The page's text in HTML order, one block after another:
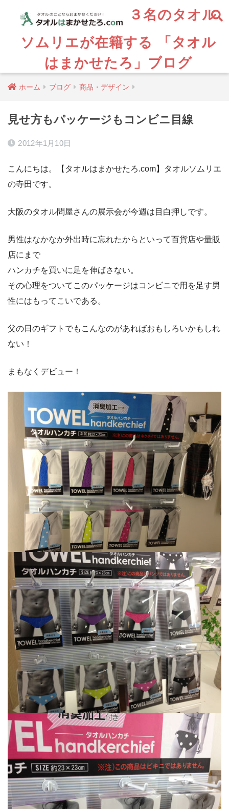
３名のタオル
ソムリエが在籍する 「タオル
はまかせたろ」ブログ
ホーム ブログ 商品・デザイン
見せ方もパッケージもコンビニ目線
2012年1月10日
こんにちは。【タオルはまかせたろ.com】タオルソムリエ
の寺田です。
大阪のタオル問屋さんの展示会が今週は目白押しです。
男性はなかなか外出時に忘れたからといって百貨店や量販
店にまで
ハンカチを買いに足を伸ばさない。
その心理をついてこのパッケージはコンビニで用を足す男
性にはもってこいである。
父の日のギフトでもこんなのがあればおもしろいかもしれ
ない！
まもなくデビュー！